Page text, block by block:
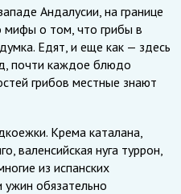
Андалусии, на границе
мифы о том, что грибы в
Едят, и еще как — здесь
почти каждое блюдо
грибов местные знают
Крема каталана,
валенсийская нуга туррон,
из испанских
обязательно